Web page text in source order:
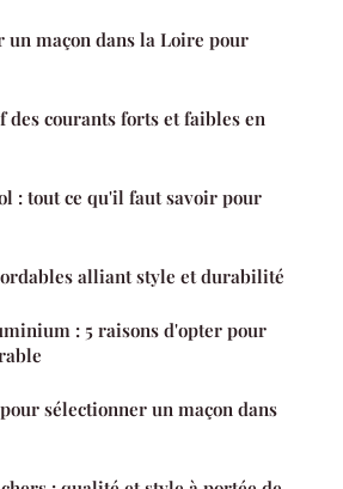
un maçon dans la Loire pour
des courants forts et faibles en
: tout ce qu'il faut savoir pour
alliant style et durabilité
: 5 raisons d'opter pour
sélectionner un maçon dans